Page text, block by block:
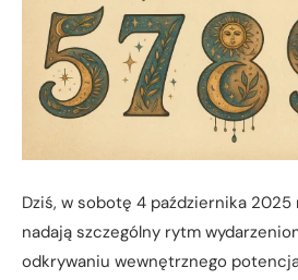
Dziś, w sobotę 4 października
nadają szczególny rytm
odkrywaniu wewnętrznego